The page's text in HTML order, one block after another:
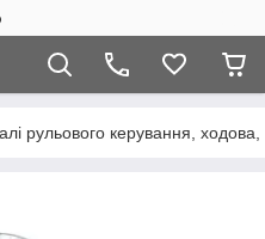
рульового керування,